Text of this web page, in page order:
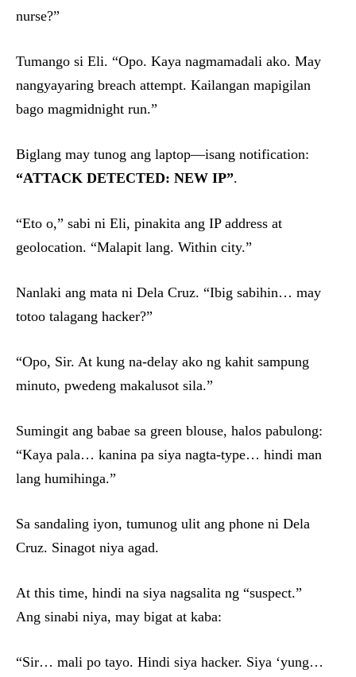
nurse?”
Tumango si Eli. “Opo. Kaya nagmamadali ako. May
nangyayaring breach attempt. Kailangan mapigilan
bago magmidnight run.”
Biglang may tunog ang laptop—isang notification:
“ATTACK DETECTED: NEW IP”.
“Eto o,” sabi ni Eli, pinakita ang IP address at
geolocation. “Malapit lang. Within city.”
Nanlaki ang mata ni Dela Cruz. “Ibig sabihin… may
totoo talagang hacker?”
“Opo, Sir. At kung na-delay ako ng kahit sampung
minuto, pwedeng makalusot sila.”
Sumingit ang babae sa green blouse, halos pabulong:
“Kaya pala… kanina pa siya nagta-type… hindi man
lang humihinga.”
Sa sandaling iyon, tumunog ulit ang phone ni Dela
Cruz. Sinagot niya agad.
At this time, hindi na siya nagsalita ng “suspect.”
Ang sinabi niya, may bigat at kaba:
“Sir… mali po tayo. Hindi siya hacker. Siya ‘yung…